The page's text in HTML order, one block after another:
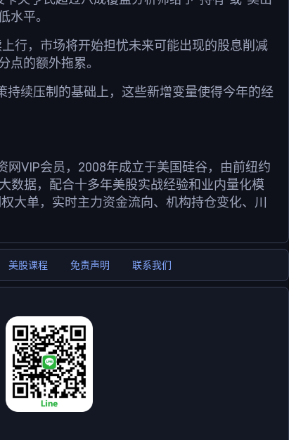
水平。
行，市场将开始担忧未来可能出现的股息削减
点的额外拖累。
持续压制的基础上，这些新增变量使得今年的经
VIP会员，2008年成立于美国硅谷，由前纽约
数据，配合十多年美股实战经验和业内量化模
大单，实时主力资金流向、机构持仓变化、川
美股课程 免责声明 联系我们